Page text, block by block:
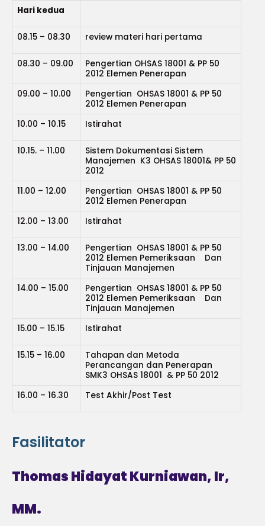
Hari kedua
08.15 – 08.30 review materi hari pertama
08.30 – 09.00
Pengertian OHSAS 18001 & PP 50
2012 Elemen Penerapan
09.00 – 10.00
Pengertian OHSAS 18001 & PP 50
2012 Elemen Penerapan
10.00 – 10.15
Istirahat
10.15. – 11.00
Sistem Dokumentasi Sistem
Manajemen K3 OHSAS 18001& PP 50
2012
11.00 – 12.00
Pengertian OHSAS 18001 & PP 50
2012 Elemen Penerapan
12.00 – 13.00
Istirahat
13.00 – 14.00
Pengertian OHSAS 18001 & PP 50
2012 Elemen Pemeriksaan Dan
Tinjauan Manajemen
14.00 – 15.00
Pengertian OHSAS 18001 & PP 50
2012 Elemen Pemeriksaan Dan
Tinjauan Manajemen
15.00 – 15.15
Istirahat
15.15 – 16.00
Tahapan dan Metoda
Perancangan dan Penerapan
SMK3 OHSAS 18001 & PP 50 2012
16.00 – 16.30
Test Akhir/Post Test
Fasilitator
Thomas Hidayat Kurniawan, Ir,
MM.